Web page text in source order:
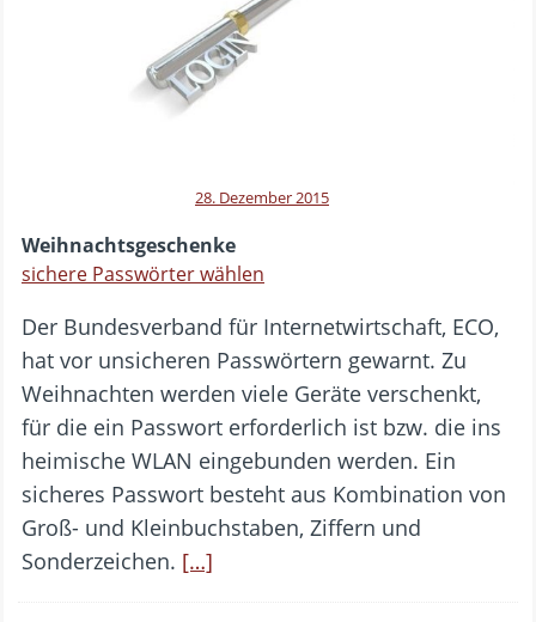
28. Dezember 2015
Weihnachtsgeschenke
sichere Passwörter wählen
Der Bundesverband für Internetwirtschaft, ECO,
hat vor unsicheren Passwörtern gewarnt. Zu
Weihnachten werden viele Geräte verschenkt,
für die ein Passwort erforderlich ist bzw. die ins
heimische WLAN eingebunden werden. Ein
sicheres Passwort besteht aus Kombination von
Groß- und Kleinbuchstaben, Ziffern und
Sonderzeichen. […]